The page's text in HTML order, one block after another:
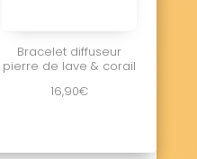
Bracelet diffuseur
pierre de lave & corail
16,90€